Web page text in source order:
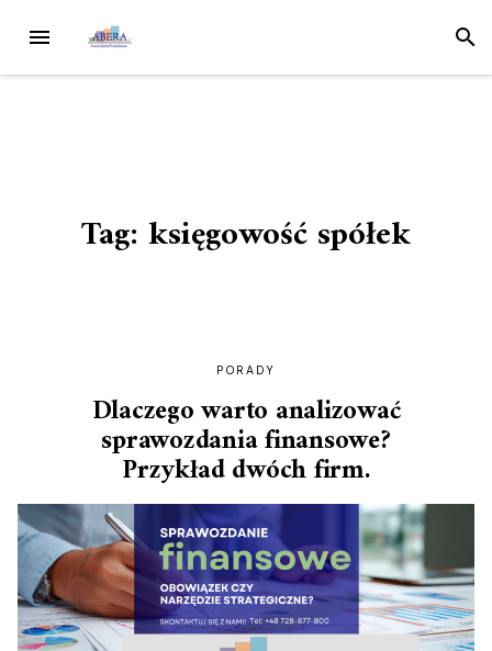
treści
MENU
Tag: księgowość spółek
PORADY
Dlaczego warto analizować
sprawozdania finansowe?
Przykład dwóch firm.